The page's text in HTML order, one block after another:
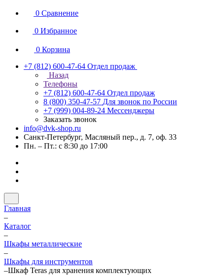
0 Сравнение
0 Избранное
0 Корзина
+7 (812) 600-47-64 Отдел продаж
Назад
Телефоны
+7 (812) 600-47-64 Отдел продаж
8 (800) 350-47-57 Для звонок по России
+7 (999) 004-89-24 Мессенджеры
Заказать звонок
info@dvk-shop.ru
Санкт-Петербург, Масляный пер., д. 7, оф. 33
Пн. – Пт.: с 8:30 до 17:00
Главная
–
Каталог
–
Шкафы металлические
–
Шкафы для инструментов
–Шкаф Teras для хранения комплектующих